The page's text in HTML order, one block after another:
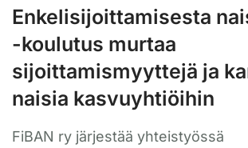
Enkelisijoittamisesta
-koulutus murtaa
sijoittamismyyttejä ja
naisia kasvuyhtiöihin
FiBAN ry järjestää yhteistyössä